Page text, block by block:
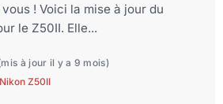
! Voici la mise à jour du
le Z50II. Elle...
à jour il y a 9 mois)
Nikon Z50II